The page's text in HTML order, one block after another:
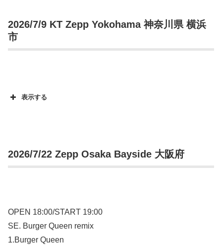
2026/7/9 KT Zepp Yokohama 神奈川県 横浜
市
表示する
2026/7/22 Zepp Osaka Bayside 大阪府
OPEN 18:00/START 19:00
SE. Burger Queen remix
1.Burger Queen